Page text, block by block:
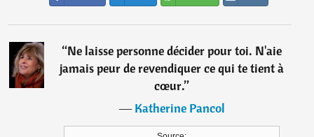
“Ne laisse personne décider pour toi. N'aie
jamais peur de revendiquer ce qui te tient à
cœur.”
―Katherine Pancol